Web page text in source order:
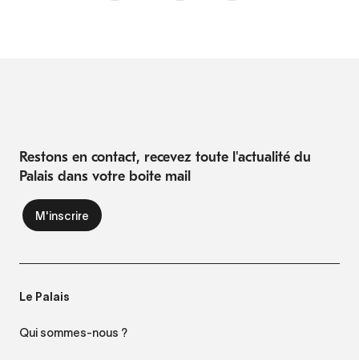
Restons en contact, recevez toute l'actualité du
Palais dans votre boite mail
Le Palais
Qui sommes-nous ?